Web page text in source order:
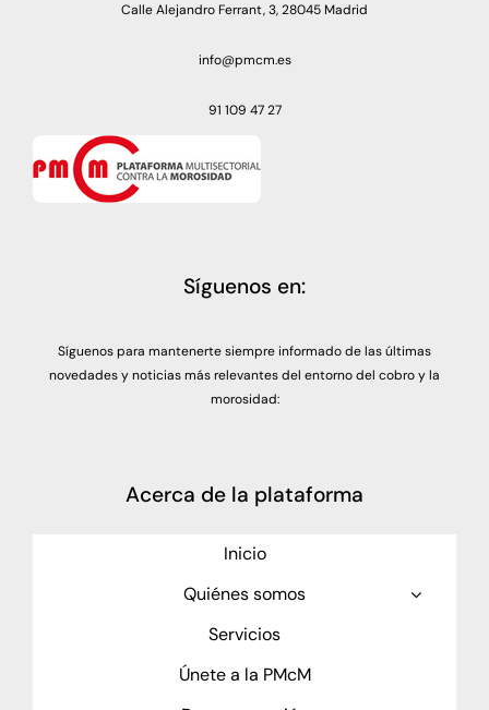
Calle Alejandro Ferrant, 3, 28045 Madrid
info@pmcm.es
91 109 47 27
Síguenos en:
Síguenos para mantenerte siempre informado de las últimas
novedades y noticias más relevantes del entorno del cobro y la
morosidad:
Acerca de la plataforma
Inicio
Quiénes somos
Servicios
Únete a la PMcM